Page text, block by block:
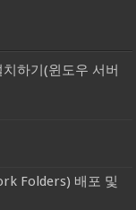
하기(윈도우 서버
Folders) 배포 및